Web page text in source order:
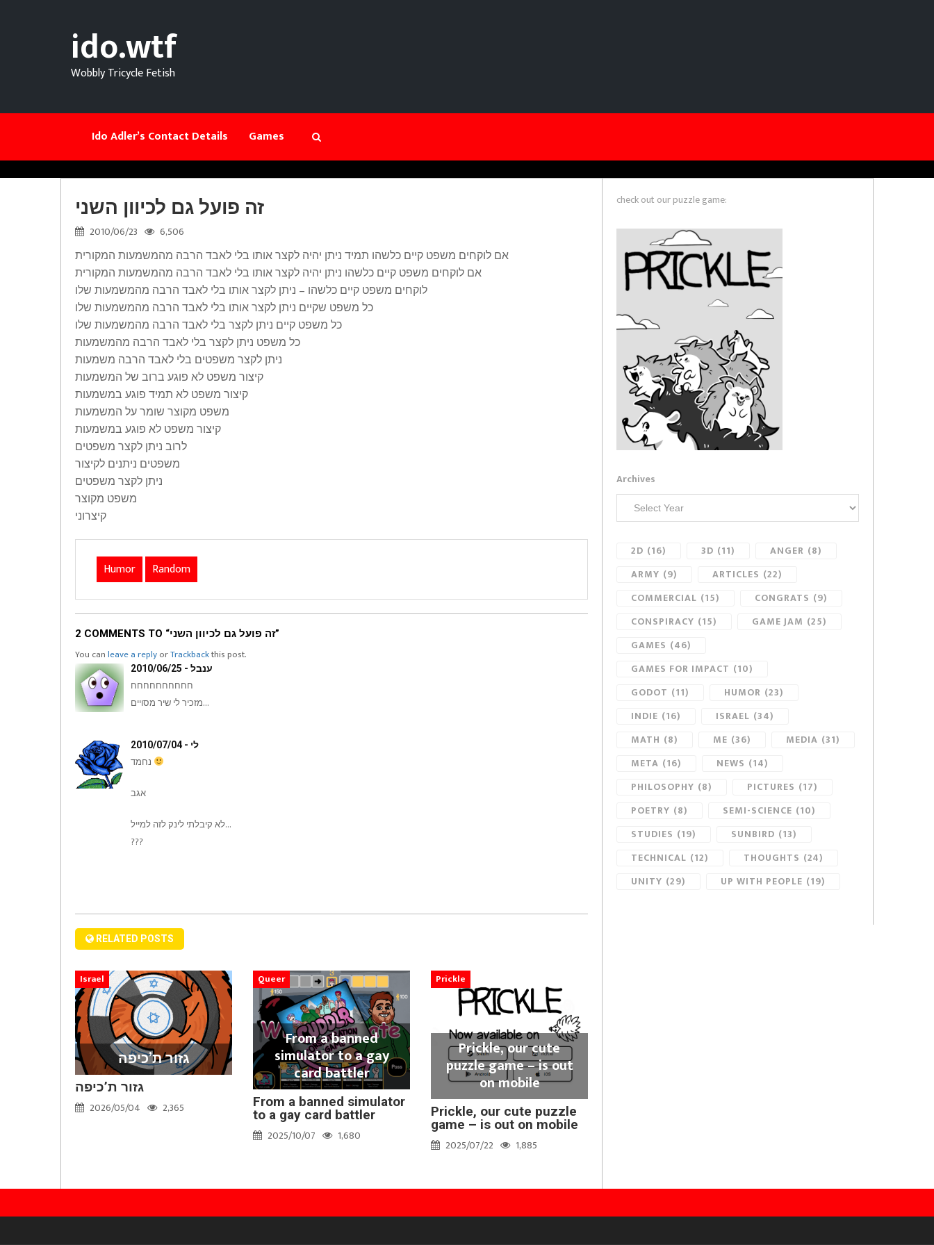
ido.wtf
Wobbly Tricycle Fetish
Ido Adler’s Contact Details Games
זה פועל גם לכיוון השני
2010/06/23 6,506
אם לוקחים משפט קיים כלשהו תמיד ניתן יהיה לקצר אותו בלי לאבד הרבה מהמשמעות המקורית
אם לוקחים משפט קיים כלשהו ניתן יהיה לקצר אותו בלי לאבד הרבה מהמשמעות המקורית
לוקחים משפט קיים כלשהו – ניתן לקצר אותו בלי לאבד הרבה מהמשמעות שלו
כל משפט שקיים ניתן לקצר אותו בלי לאבד הרבה מהמשמעות שלו
כל משפט קיים ניתן לקצר בלי לאבד הרבה מהמשמעות שלו
כל משפט ניתן לקצר בלי לאבד הרבה מהמשמעות
ניתן לקצר משפטים בלי לאבד הרבה משמעות
קיצור משפט לא פוגע ברוב של המשמעות
קיצור משפט לא תמיד פוגע במשמעות
משפט מקוצר שומר על המשמעות
קיצור משפט לא פוגע במשמעות
לרוב ניתן לקצר משפטים
משפטים ניתנים לקיצור
ניתן לקצר משפטים
משפט מקוצר
קיצרוני
Humor Random
2 COMMENTS TO “זה פועל גם לכיוון השני”
You canleave a replyorTrackbackthis post.
ענבל - 2010/06/25
חחחחחחחחחח
מזכיר לי שיר מסויים…
לי - 2010/07/04
אגב
לא קיבלתי לינק לזה למייל…
???
RELATED POSTS
Israel
גזור ת’כיפה
גזור ת’כיפה
2026/05/04
2,365
Queer
From a banned
simulator to a gay
card battler
From a banned simulator
to a gay card battler
2025/10/07
1,680
Prickle
Prickle, our cute
puzzle game – is out
on mobile
Prickle, our cute puzzle
game – is out on mobile
2025/07/22
1,885
check out our puzzle game:
Archives
2D (16) 3D (11) ANGER (8)
ARMY (9) ARTICLES (22)
COMMERCIAL (15) CONGRATS (9)
CONSPIRACY (15) GAME JAM (25)
GAMES (46)
GAMES FOR IMPACT (10)
GODOT (11) HUMOR (23)
INDIE (16) ISRAEL (34)
MATH (8) ME (36) MEDIA (31)
META (16) NEWS (14)
PHILOSOPHY (8) PICTURES (17)
POETRY (8) SEMI-SCIENCE (10)
STUDIES (19) SUNBIRD (13)
TECHNICAL (12) THOUGHTS (24)
UNITY (29) UP WITH PEOPLE (19)